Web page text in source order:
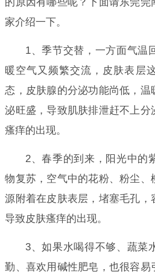
家介绍一下。
1、季节交替，一方面气温
暖空气又频繁交流，皮肤表层
态，皮肤腺的分泌功能尚低，
泌旺盛，导致肌肤排泄赶不上
瘙痒的出现。
2、春季的到来，阳光中的
物复苏，空气中的花粉、粉尘
源附着在皮肤表层，堵塞毛孔
导致皮肤瘙痒的出现。
3、如果水喝得不够、蔬菜
勤、喜欢用碱性肥皂，也很容